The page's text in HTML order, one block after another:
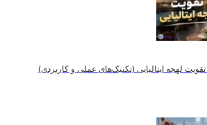
لهجه ایتالیایی (تکنیک‌های عملی و کاربردی)